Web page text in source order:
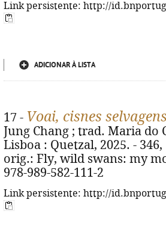
Link persistente: http://
ADICIONAR À LISTA
17 - Voai, cisnes
Jung Chang ; trad. Maria do
Lisboa : Quetzal, 2025. -
orig.: Fly, wild swans: my
978-989-582-111-2
Link persistente: http://